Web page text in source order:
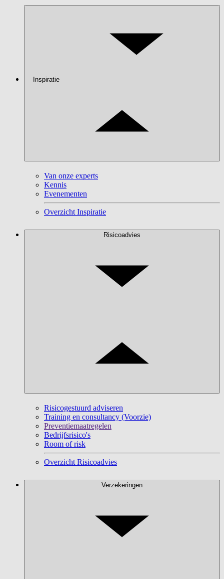
Inspiratie
Van onze experts
Kennis
Evenementen
Overzicht Inspiratie
Risicoadvies
Risicogestuurd adviseren
Training en consultancy (Voorzie)
Preventiemaatregelen
Bedrijfsrisico's
Room of risk
Overzicht Risicoadvies
Verzekeringen